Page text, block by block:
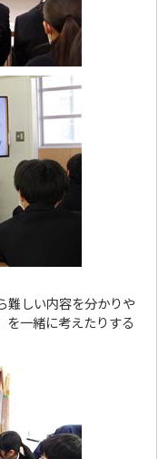
難しい内容を分かりや
を一緒に考えたりする